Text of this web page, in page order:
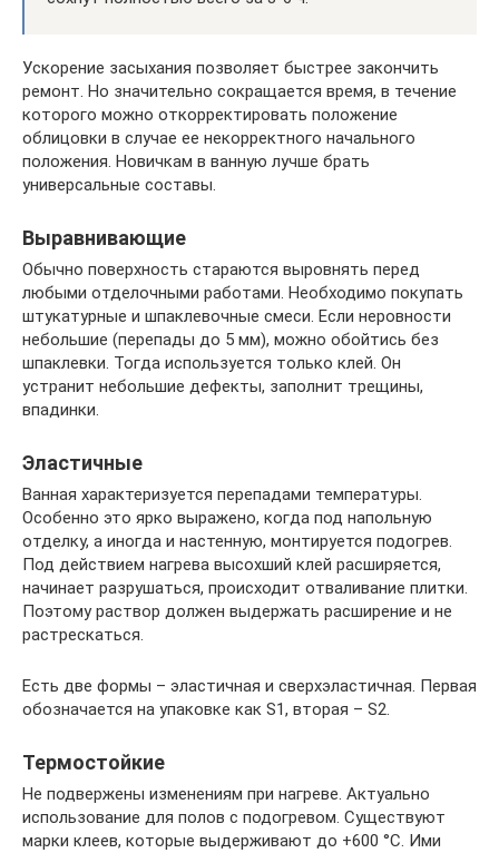
Ускорение засыхания позволяет быстрее закончить
ремонт. Но значительно сокращается время, в течение
которого можно откорректировать положение
облицовки в случае ее некорректного начального
положения. Новичкам в ванную лучше брать
универсальные составы.
Выравнивающие
Обычно поверхность стараются выровнять перед
любыми отделочными работами. Необходимо покупать
штукатурные и шпаклевочные смеси. Если неровности
небольшие (перепады до 5 мм), можно обойтись без
шпаклевки. Тогда используется только клей. Он
устранит небольшие дефекты, заполнит трещины,
впадинки.
Эластичные
Ванная характеризуется перепадами температуры.
Особенно это ярко выражено, когда под напольную
отделку, а иногда и настенную, монтируется подогрев.
Под действием нагрева высохший клей расширяется,
начинает разрушаться, происходит отваливание плитки.
Поэтому раствор должен выдержать расширение и не
растрескаться.
Есть две формы – эластичная и сверхэластичная. Первая
обозначается на упаковке как S1, вторая – S2.
Термостойкие
Не подвержены изменениям при нагреве. Актуально
использование для полов с подогревом. Существуют
марки клеев, которые выдерживают до +600 °C. Ими